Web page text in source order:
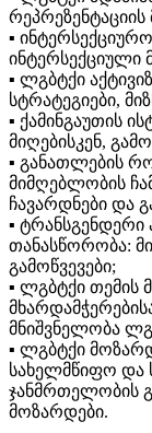
▪️
ინტერსექციული
▪️ ლგბტქი
სტრატეგიები,
▪️ ქამინგაუთის
მიღებისკენ,
▪️ განათლების
მიმღებლობის
ჩავარდნები და
▪️ ტრანსგენდერი
თანასწორობა:
გამოწვევები;
▪️ ლგბტქი თემის
მნიშვნელობა
▪️ ლგბტქი
სახელმწიფო და
ჯანმრთელობის
მოზარდები.